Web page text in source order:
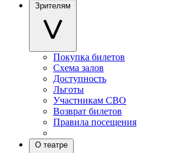
Зрителям
Покупка билетов
Схема залов
Доступность
Льготы
Участникам СВО
Возврат билетов
Правила посещения
О театре